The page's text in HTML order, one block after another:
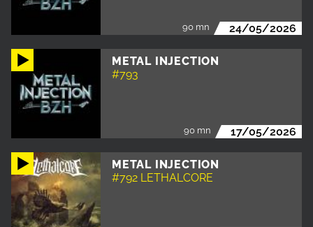
90 mn 24/05/2026
METAL INJECTION
#793
90 mn 17/05/2026
METAL INJECTION
#792 LETHALCORE